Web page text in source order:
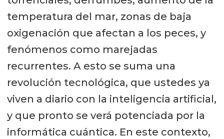
temperatura del mar, zonas de baja
oxigenación que afectan a los peces, y
fenómenos como marejadas
recurrentes. A esto se suma una
revolución tecnológica, que ustedes ya
viven a diario con la inteligencia artificial,
y que pronto se verá potenciada por la
informática cuántica. En este contexto,